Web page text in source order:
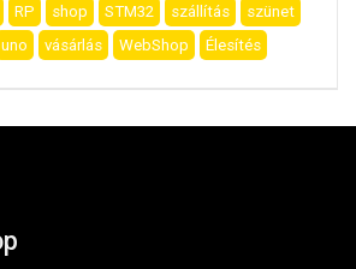
RP shop STM32 szállítás
szünet
uno vásárlás WebShop Élesítés